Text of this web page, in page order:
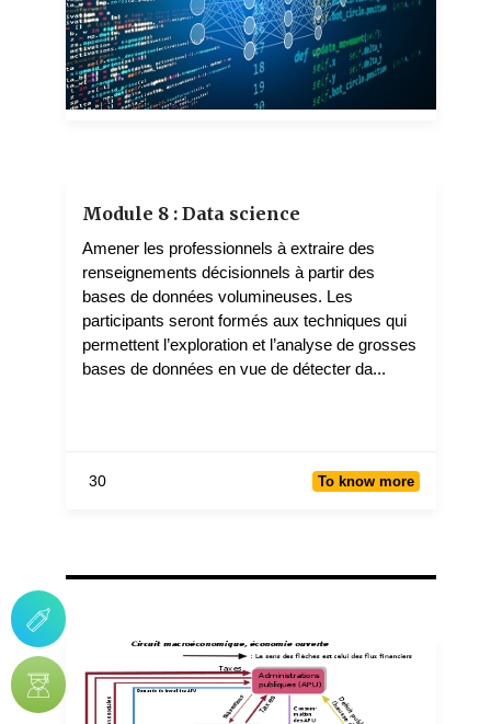
Module 8 : Data science
Amener les professionnels à extraire des
renseignements décisionnels à partir des
bases de données volumineuses. Les
participants seront formés aux techniques qui
permettent l’exploration et l’analyse de grosses
bases de données en vue de détecter da...
30 To know more